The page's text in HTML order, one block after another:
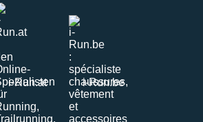
i-Run.at i-Run.be